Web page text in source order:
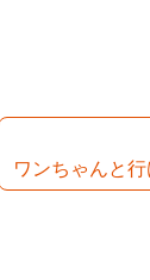
ワンちゃんと